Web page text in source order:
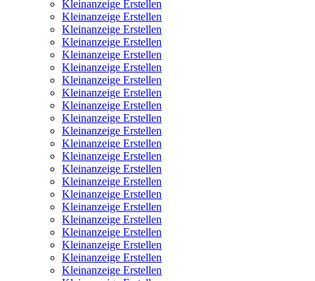
Kleinanzeige Erstellen
Kleinanzeige Erstellen
Kleinanzeige Erstellen
Kleinanzeige Erstellen
Kleinanzeige Erstellen
Kleinanzeige Erstellen
Kleinanzeige Erstellen
Kleinanzeige Erstellen
Kleinanzeige Erstellen
Kleinanzeige Erstellen
Kleinanzeige Erstellen
Kleinanzeige Erstellen
Kleinanzeige Erstellen
Kleinanzeige Erstellen
Kleinanzeige Erstellen
Kleinanzeige Erstellen
Kleinanzeige Erstellen
Kleinanzeige Erstellen
Kleinanzeige Erstellen
Kleinanzeige Erstellen
Kleinanzeige Erstellen
Kleinanzeige Erstellen